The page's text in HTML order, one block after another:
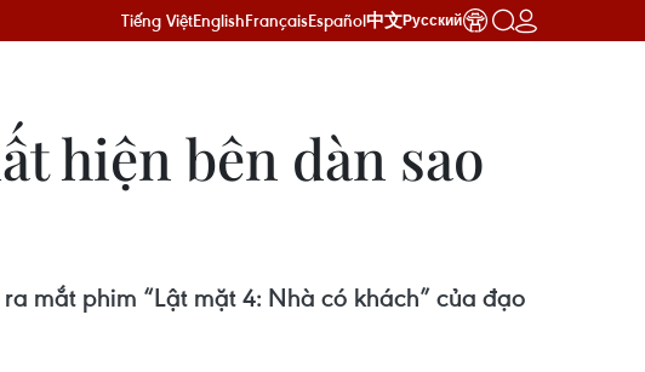
Tiếng ViệtEnglishFrançaisEspañol中文Русский
hiện bên dàn sao
mắt phim “Lật mặt 4: Nhà có khách” của đạo